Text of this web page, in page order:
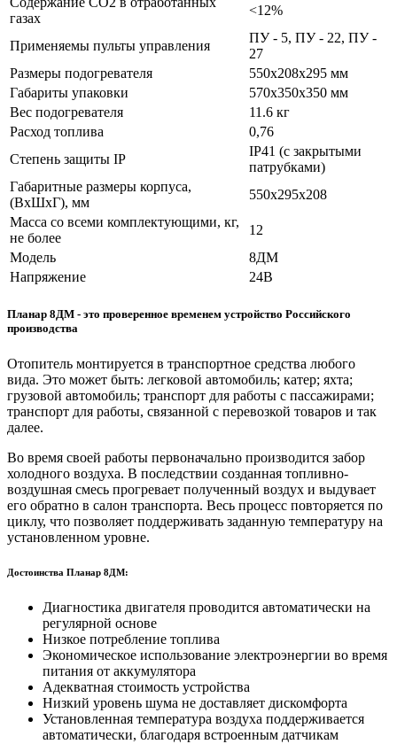
газах
<12%
Применяемы пульты управления
ПУ - 5, ПУ - 22, ПУ -
27
Размеры подогревателя
550х208х295 мм
Габариты упаковки
570х350х350 мм
Вес подогревателя
11.6 кг
Расход топлива
0,76
Степень защиты IP
IP41 (с закрытыми
патрубками)
Габаритные размеры корпуса,
(ВхШхГ), мм
550х295х208
Масса со всеми комплектующими, кг,
не более
12
Модель
8ДМ
Напряжение
24В
Планар 8ДМ - это проверенное временем устройство Российского
производства
Отопитель монтируется в транспортное средства любого
вида. Это может быть: легковой автомобиль; катер; яхта;
грузовой автомобиль; транспорт для работы с пассажирами;
транспорт для работы, связанной с перевозкой товаров и так
далее.
Во время своей работы первоначально производится забор
холодного воздуха. В последствии созданная топливно-
воздушная смесь прогревает полученный воздух и выдувает
его обратно в салон транспорта. Весь процесс повторяется по
циклу, что позволяет поддерживать заданную температуру на
установленном уровне.
Достоинства Планар 8ДМ:
Диагностика двигателя проводится автоматически на
регулярной основе
Низкое потребление топлива
Экономическое использование электроэнергии во время
питания от аккумулятора
Адекватная стоимость устройства
Низкий уровень шума не доставляет дискомфорта
Установленная температура воздуха поддерживается
автоматически, благодаря встроенным датчикам